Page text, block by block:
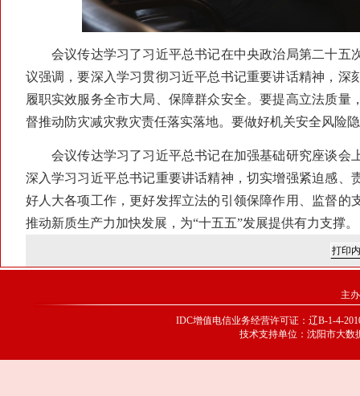
会议传达学习了习近平总书记在中央政治局第二十五
议强调，要深入学习贯彻习近平总书记重要讲话精神，
履职实效服务全市大局、保障群众安全。要提高立法质
督推动防灾减灾救灾责任落实落地。要做好机关安全风险
会议传达学习了习近平总书记在加强基础研究座谈会
深入学习习近平总书记重要讲话精神，切实增强紧迫感
好人大各项工作，更好发挥立法的引领保障作用、监督
推动新质生产力加快发展，为“十五五”发展提供有力支撑。
主
IDC增值电信业务经营许可证：辽B-1-4-
技术支持单位：沈阳市大数